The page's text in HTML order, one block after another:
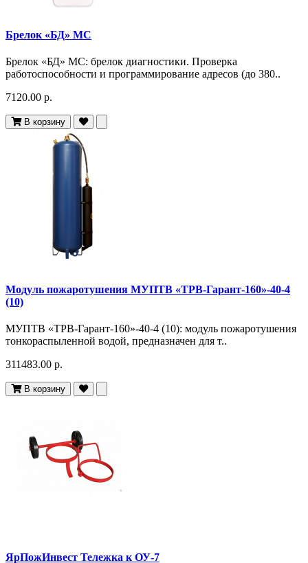
Брелок «БД» МС
Брелок «БД» МС: брелок диагностики. Проверка
работоспособности и программирование адресов (до 380..
7120.00 р.
В корзину
Модуль пожаротушения МУПТВ «ТРВ-Гарант-160»-40-4
(10)
МУПТВ «ТРВ-Гарант-160»-40-4 (10): модуль пожаротушения
тонкораспыленной водой, предназначен для т..
311483.00 р.
В корзину
ЯрПожИнвест Тележка к ОУ-7